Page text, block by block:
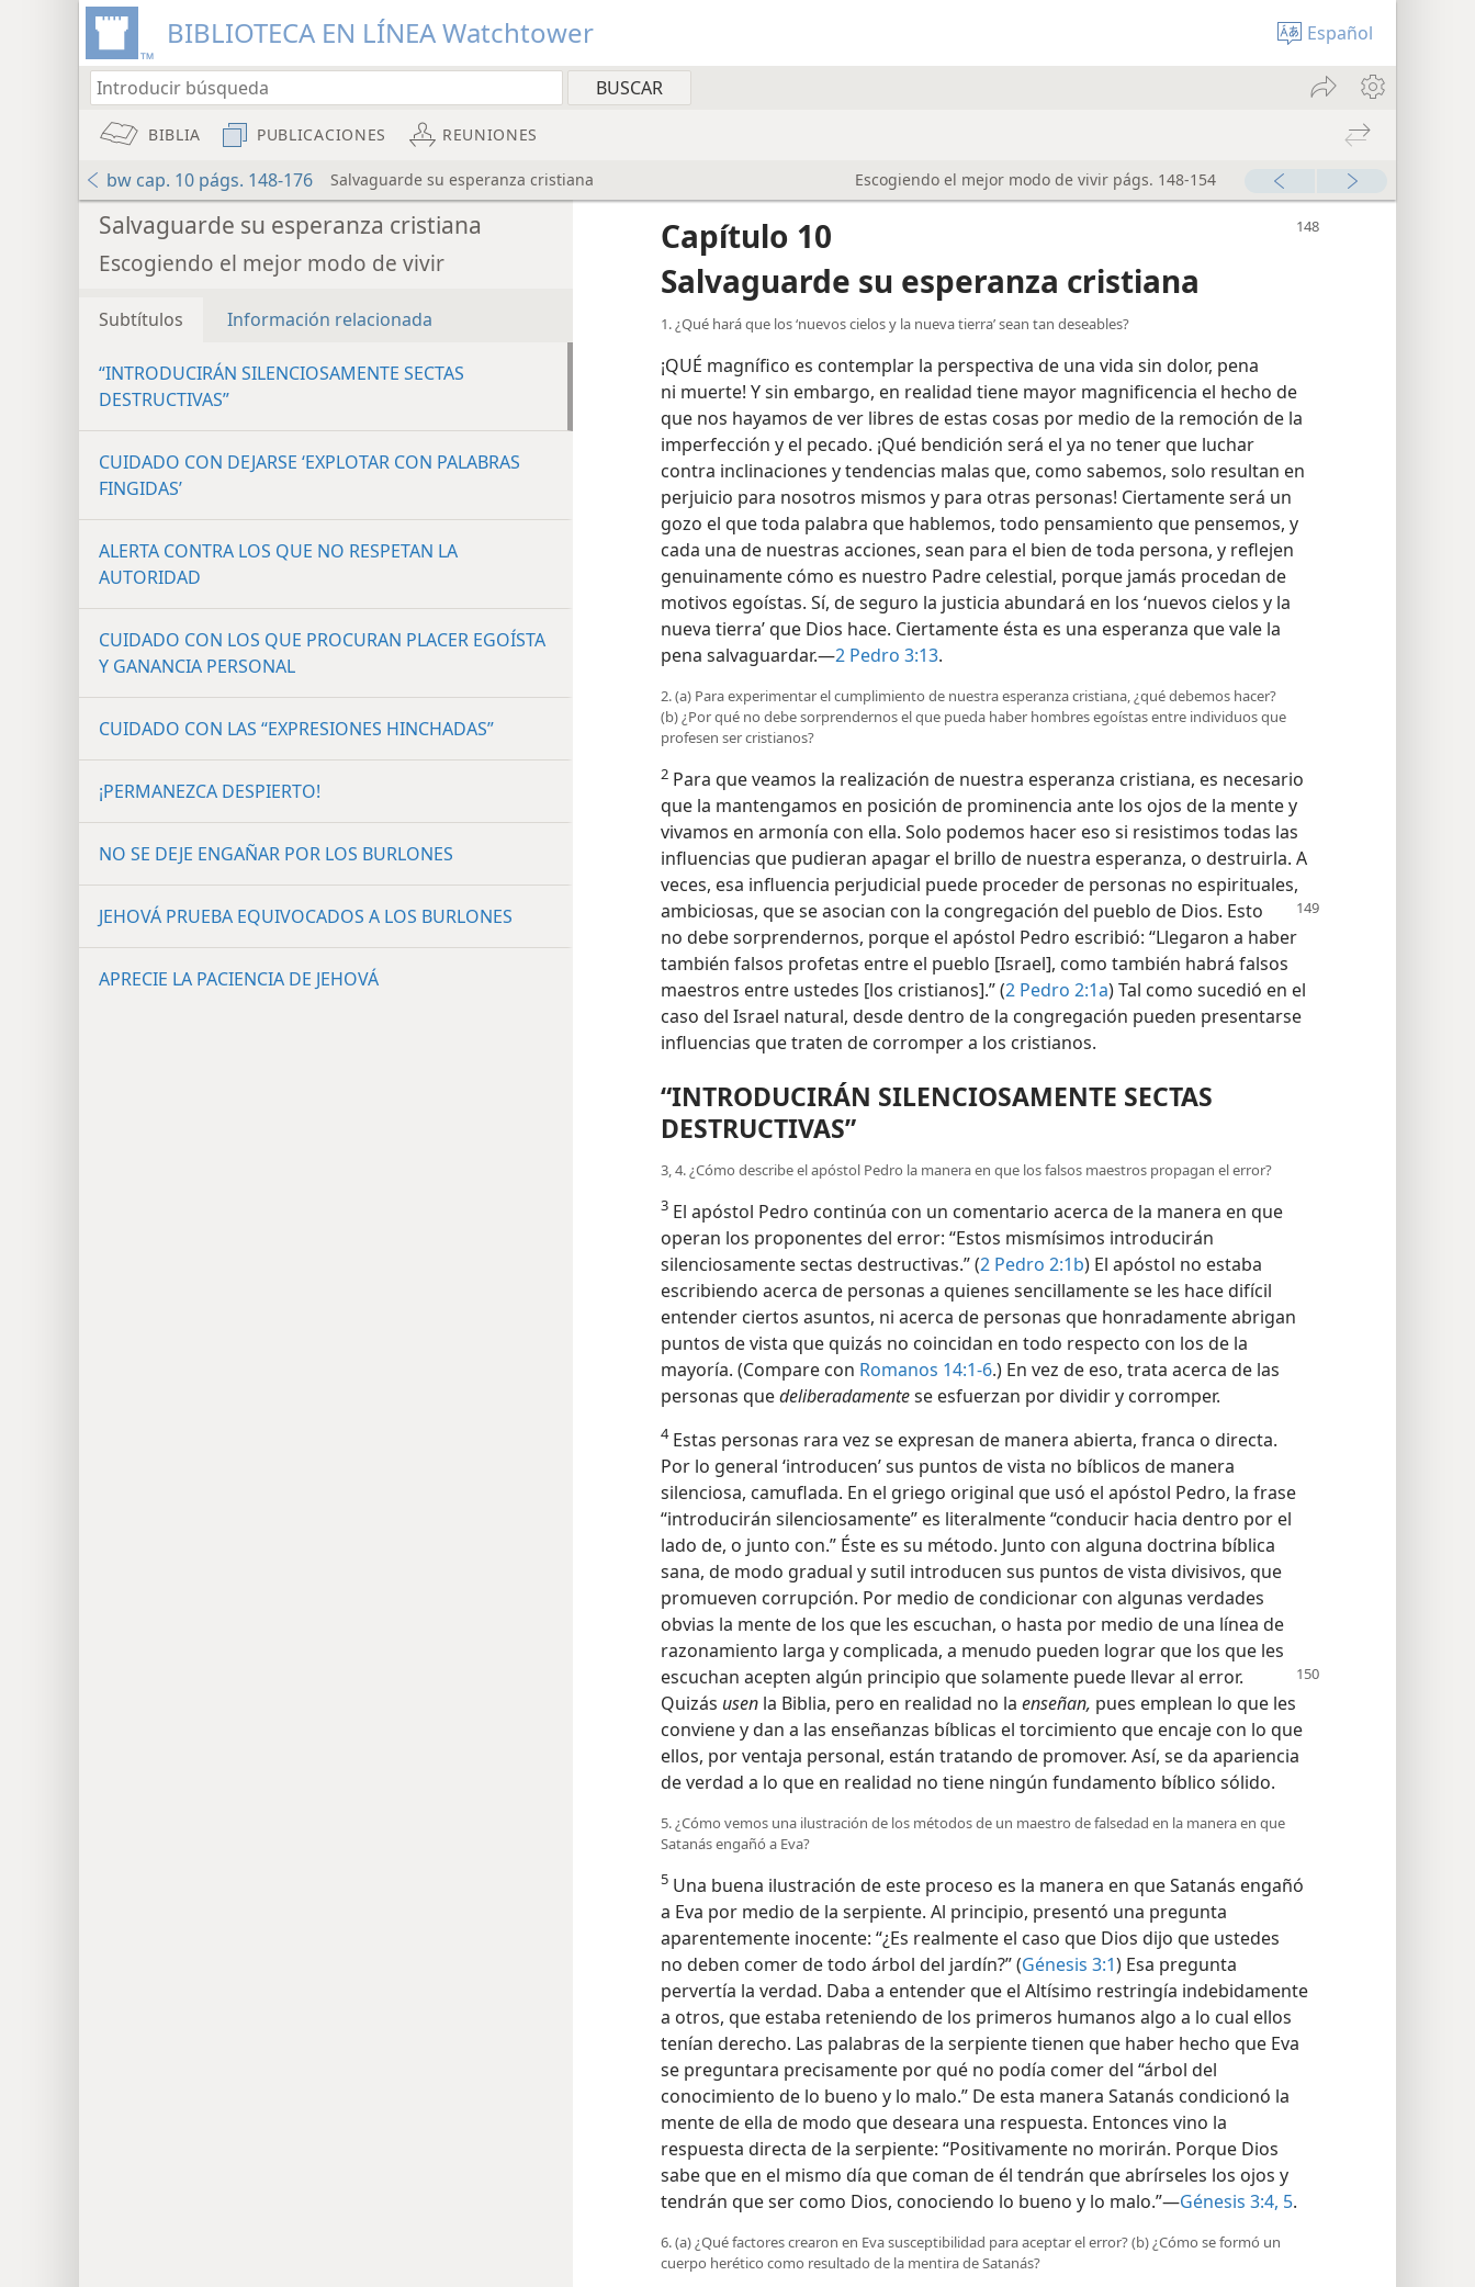
BIBLIOTECA EN LÍNEA Watchtower Español
BIBLIA PUBLICACIONES REUNIONES
bw cap. 10 págs. 148-176 Salvaguarde su esperanza cristiana Escogiendo el mejor modo de vivir págs. 148-154
Salvaguarde su esperanza cristiana
Escogiendo el mejor modo de vivir
Subtítulos Información relacionada
“INTRODUCIRÁN SILENCIOSAMENTE SECTAS
DESTRUCTIVAS”
CUIDADO CON DEJARSE ‘EXPLOTAR CON PALABRAS
FINGIDAS’
ALERTA CONTRA LOS QUE NO RESPETAN LA
AUTORIDAD
CUIDADO CON LOS QUE PROCURAN PLACER EGOÍSTA
Y GANANCIA PERSONAL
CUIDADO CON LAS “EXPRESIONES HINCHADAS”
¡PERMANEZCA DESPIERTO!
NO SE DEJE ENGAÑAR POR LOS BURLONES
JEHOVÁ PRUEBA EQUIVOCADOS A LOS BURLONES
APRECIE LA PACIENCIA DE JEHOVÁ
Capítulo 10
Salvaguarde su esperanza cristiana
1. ¿Qué hará que los ‘nuevos cielos y la nueva tierra’ sean tan deseables?
¡QUÉ magnífico es contemplar la perspectiva de una vida sin dolor, pena
ni muerte! Y sin embargo, en realidad tiene mayor magnificencia el hecho de
que nos hayamos de ver libres de estas cosas por medio de la remoción de la
imperfección y el pecado. ¡Qué bendición será el ya no tener que luchar
contra inclinaciones y tendencias malas que, como sabemos, solo resultan en
perjuicio para nosotros mismos y para otras personas! Ciertamente será un
gozo el que toda palabra que hablemos, todo pensamiento que pensemos, y
cada una de nuestras acciones, sean para el bien de toda persona, y reflejen
genuinamente cómo es nuestro Padre celestial, porque jamás procedan de
motivos egoístas. Sí, de seguro la justicia abundará en los ‘nuevos cielos y la
nueva tierra’ que Dios hace. Ciertamente ésta es una esperanza que vale la
pena salvaguardar.—2 Pedro 3:13.
2. (a) Para experimentar el cumplimiento de nuestra esperanza cristiana, ¿qué debemos hacer?
(b) ¿Por qué no debe sorprendernos el que pueda haber hombres egoístas entre individuos que
profesen ser cristianos?
2 Para que veamos la realización de nuestra esperanza cristiana, es necesario
que la mantengamos en posición de prominencia ante los ojos de la mente y
vivamos en armonía con ella. Solo podemos hacer eso si resistimos todas las
influencias que pudieran apagar el brillo de nuestra esperanza, o destruirla. A
veces, esa influencia perjudicial puede proceder de personas no espirituales,
ambiciosas, que se asocian con la congregación del pueblo de Dios. Esto
no debe sorprendernos, porque el apóstol Pedro escribió: “Llegaron a haber
también falsos profetas entre el pueblo [Israel], como también habrá falsos
maestros entre ustedes [los cristianos].” (2 Pedro 2:1a) Tal como sucedió en el
caso del Israel natural, desde dentro de la congregación pueden presentarse
influencias que traten de corromper a los cristianos.
“INTRODUCIRÁN SILENCIOSAMENTE SECTAS
DESTRUCTIVAS”
3, 4. ¿Cómo describe el apóstol Pedro la manera en que los falsos maestros propagan el error?
3 El apóstol Pedro continúa con un comentario acerca de la manera en que
operan los proponentes del error: “Estos mismísimos introducirán
silenciosamente sectas destructivas.” (2 Pedro 2:1b) El apóstol no estaba
escribiendo acerca de personas a quienes sencillamente se les hace difícil
entender ciertos asuntos, ni acerca de personas que honradamente abrigan
puntos de vista que quizás no coincidan en todo respecto con los de la
mayoría. (Compare con Romanos 14:1-6.) En vez de eso, trata acerca de las
personas quedeliberadamentese esfuerzan por dividir y corromper.
4Estas personas rara vez se expresan de manera abierta, franca o directa.
Por lo general ‘introducen’ sus puntos de vista no bíblicos de manera
silenciosa, camuflada. En el griego original que usó el apóstol Pedro, la frase
“introducirán silenciosamente” es literalmente “conducir hacia dentro por el
lado de, o junto con.” Éste es su método. Junto con alguna doctrina bíblica
sana, de modo gradual y sutil introducen sus puntos de vista divisivos, que
promueven corrupción. Por medio de condicionar con algunas verdades
obvias la mente de los que les escuchan, o hasta por medio de una línea de
razonamiento larga y complicada, a menudo pueden lograr que los que les
escuchan acepten algún principio que solamente puede llevar al error.
Quizás usen la Biblia, pero en realidad no la enseñan, pues emplean lo que les
conviene y dan a las enseñanzas bíblicas el torcimiento que encaje con lo que
ellos, por ventaja personal, están tratando de promover. Así, se da apariencia
de verdad a lo que en realidad no tiene ningún fundamento bíblico sólido.
5. ¿Cómo vemos una ilustración de los métodos de un maestro de falsedad en la manera en que
Satanás engañó a Eva?
5 Una buena ilustración de este proceso es la manera en que Satanás engañó
a Eva por medio de la serpiente. Al principio, presentó una pregunta
aparentemente inocente: “¿Es realmente el caso que Dios dijo que ustedes
no deben comer de todo árbol del jardín?” (Génesis 3:1) Esa pregunta
pervertía la verdad. Daba a entender que el Altísimo restringía indebidamente
a otros, que estaba reteniendo de los primeros humanos algo a lo cual ellos
tenían derecho. Las palabras de la serpiente tienen que haber hecho que Eva
se preguntara precisamente por qué no podía comer del “árbol del
conocimiento de lo bueno y lo malo.” De esta manera Satanás condicionó la
mente de ella de modo que deseara una respuesta. Entonces vino la
respuesta directa de la serpiente: “Positivamente no morirán. Porque Dios
sabe que en el mismo día que coman de él tendrán que abrírseles los ojos y
tendrán que ser como Dios, conociendo lo bueno y lo malo.”—Génesis 3:4, 5.
6. (a) ¿Qué factores crearon en Eva susceptibilidad para aceptar el error? (b) ¿Cómo se formó un
cuerpo herético como resultado de la mentira de Satanás?